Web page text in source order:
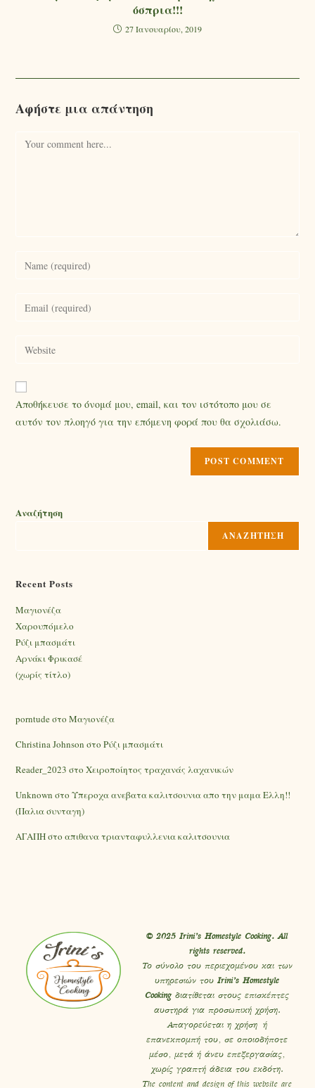
όσπρια!!!
27 Ιανουαρίου, 2019
Αφήστε μια απάντηση
Αποθήκευσε το όνομά μου, email, και τον ιστότοπο μου σε
αυτόν τον πλοηγό για την επόμενη φορά που θα σχολιάσω.
Αναζήτηση
ΑΝΑΖΉΤΗΣΗ
Recent Posts
Mαγιονέζα
Χαρουπόμελο
Ρύζι μπασμάτι
Αρνάκι Φρικασέ
(χωρίς τίτλο)
porntudeστοMαγιονέζα
Christina Johnson στοΡύζι μπασμάτι
Reader_2023 στοΧειροποίητος τραχανάς λαχανικών
Unknown στοΥπεροχα ανεβατα καλιτσουνια απο την μαμα Ελλη!!
(Παλια συνταγη)
ΑΓΑΠΗστοαπιθανα τριανταφυλλενια καλιτσουνια
© 2025 Irini’s Homestyle Cooking. All
rights reserved.
Το σύνολο του περιεχομένου και των
υπηρεσιών τουIrini’s Homestyle
Cookingδιατίθεται στους επισκέπτες
αυστηρά για προσωπική χρήση.
Απαγορεύεται η χρήση ή
επανεκπομπή του, σε οποιοδήποτε
μέσο, μετά ή άνευ επεξεργασίας,
χωρίς γραπτή άδεια του εκδότη.
The content and design of this website are